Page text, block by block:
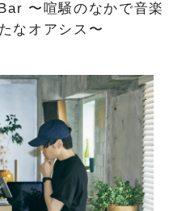
〜喧騒のなかで音楽
なオアシス〜